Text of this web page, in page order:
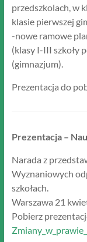
przedszkolach, w
klasie pierwszej
-nowe ramowe
(klasy I-III szkoły
(gimnazjum).
Prezentacja do
Prezentacja –
Narada z
Wyznaniowych
szkołach.
Warszawa 21
Pobierz